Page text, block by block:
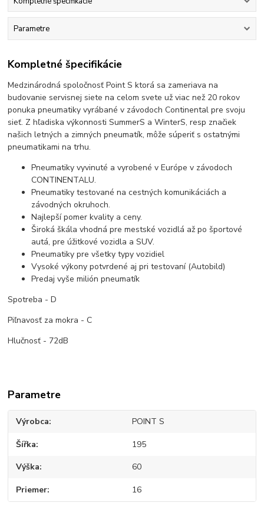
Parametre
Kompletné špecifikácie
Medzinárodná spoločnosť Point S ktorá sa zameriava na
budovanie servisnej siete na celom svete už viac než 20 rokov
ponuka pneumatiky vyrábané v závodoch Continental pre svoju
sieť. Z hľadiska výkonnosti SummerS a WinterS, resp značiek
našich letných a zimných pneumatík, môže súperiť s ostatnými
pneumatikami na trhu.
Pneumatiky vyvinuté a vyrobené v Európe v závodoch
CONTINENTALU.
Pneumatiky testované na cestných komunikáciách a
závodných okruhoch.
Najlepší pomer kvality a ceny.
Široká škála vhodná pre mestské vozidlá až po športové
autá, pre úžitkové vozidla a SUV.
Pneumatiky pre všetky typy vozidiel
Vysoké výkony potvrdené aj pri testovaní (Autobild)
Predaj vyše milión pneumatík
Spotreba - D
Piľnavosť za mokra - C
Hlučnosť - 72dB
Parametre
Výrobca POINT S
Šířka 195
Výška 60
Priemer 16